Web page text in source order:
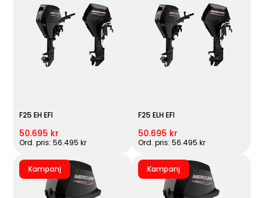
F25 EH EFI
50.695 kr
Ord. pris: 56.495 kr
F25 ELH EFI
50.695 kr
Ord. pris: 56.495 kr
Kampanj Kampanj